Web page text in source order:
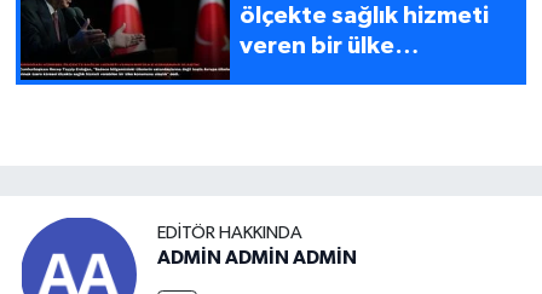
ölçekte sağlık hizmeti
veren bir ülke
EDITÖR HAKKINDA
ADMİN ADMİN ADMİN